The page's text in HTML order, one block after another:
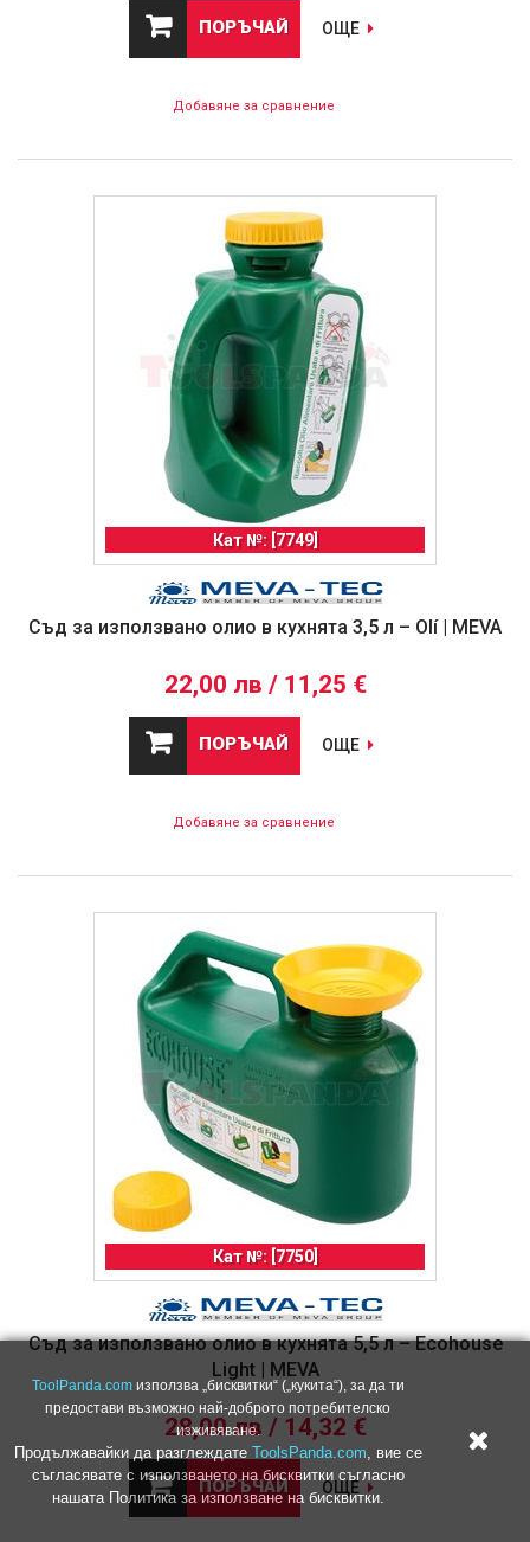
ПОРЪЧАЙ ОЩЕ
Добавяне за сравнение
Кат №: [7749]
Съд за използвано олио в кухнята 3,5 л – Olí | MEVA
22,00 лв / 11,25 €
ПОРЪЧАЙ ОЩЕ
Добавяне за сравнение
Кат №: [7750]
Съд за използвано олио в кухнята 5,5 л – Ecohouse
Light | MEVA
28,00 лв / 14,32 €
ПОРЪЧАЙ ОЩЕ
ToolPanda.comизползва „бисквитки“ („кукита“), за да ти
предостави възможно най-доброто потребителско
изживяване.
Продължавайки да разглеждате ToolsPanda.com, вие се
съгласявате с използването на бисквитки съгласно
нашата Политика за използване на бисквитки.